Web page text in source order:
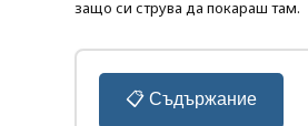
защо си струва да покараш там.
📋 Съдържание